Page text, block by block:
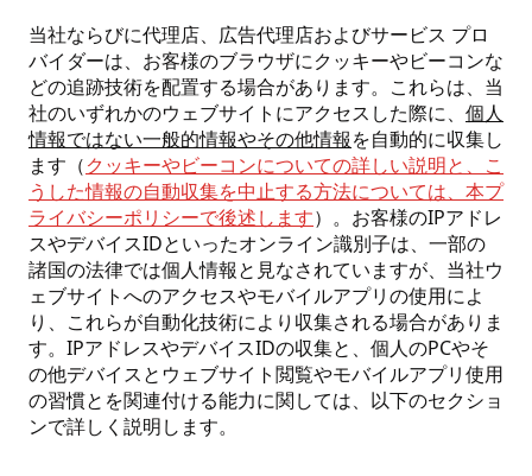
当社ならびに代理店、広告代理店およびサービス プロ
バイダーは、お客様のブラウザにクッキーやビーコンな
どの追跡技術を配置する場合があります。これらは、当
社のいずれかのウェブサイトにアクセスした際に、 個人
情報ではない一般的情報やその他情報を自動的に収集し
ます（クッキーやビーコンについての詳しい説明と、こ
うした情報の自動収集を中止する方法については、本プ
ライバシーポリシーで後述します）。お客様のIPアドレ
スやデバイスIDといったオンライン識別子は、一部の
諸国の法律では個人情報と見なされていますが、当社ウ
ェブサイトへのアクセスやモバイルアプリの使用によ
り、これらが自動化技術により収集される場合がありま
す。IPアドレスやデバイスIDの収集と、個人のPCやそ
の他デバイスとウェブサイト閲覧やモバイルアプリ使用
の習慣とを関連付ける能力に関しては、以下のセクショ
ンで詳しく説明します。